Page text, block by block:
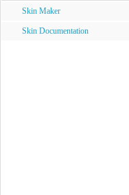
Skin Maker
Skin Documentation